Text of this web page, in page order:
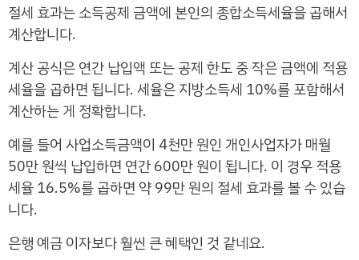
절세 효과는 소득공제 금액에 본인의 종합소득세율을 곱해서
계산합니다.
계산 공식은 연간 납입액 또는 공제 한도 중 작은 금액에 적용
세율을 곱하면 됩니다. 세율은 지방소득세 10%를 포함해서
계산하는 게 정확합니다.
예를 들어 사업소득금액이 4천만 원인 개인사업자가 매월
50만 원씩 납입하면 연간 600만 원이 됩니다. 이 경우 적용
세율 16.5%를 곱하면 약 99만 원의 절세 효과를 볼 수 있습
니다.
은행 예금 이자보다 훨씬 큰 혜택인 것 같네요.